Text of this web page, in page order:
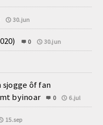
30.jun
0 30.jun
ôf fan
byinoar
0 6.jul
15.sep